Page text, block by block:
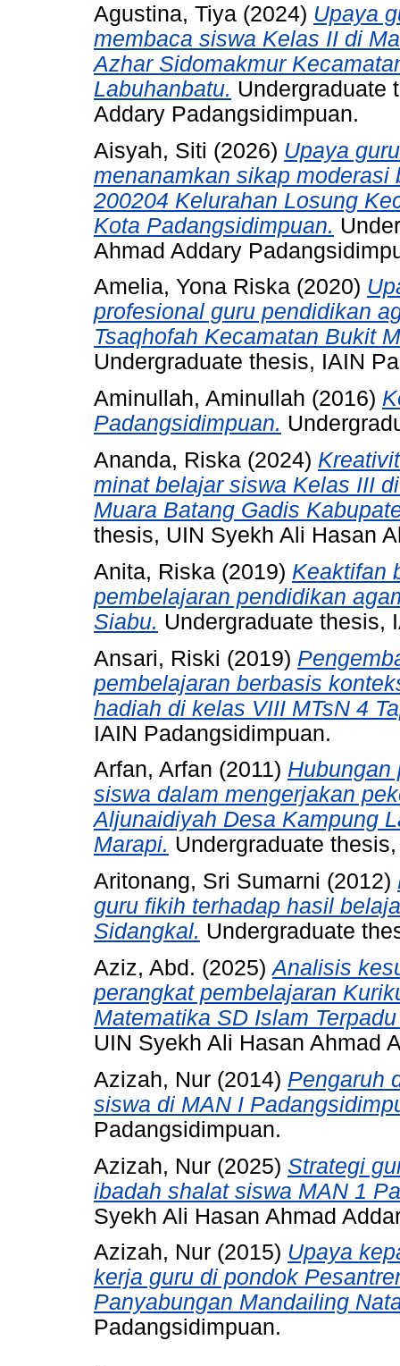
Agustina, Tiya (2024) Upaya
membaca siswa Kelas II di
Azhar Sidomakmur
Labuhanbatu. Undergraduate
Addary Padangsidimpuan.
Aisyah, Siti (2026) Upaya
menanamkan sikap
200204 Kelurahan Losung
Kota Padangsidimpuan.
Ahmad Addary
Amelia, Yona Riska (2020)
profesional guru pendidikan
Tsaqhofah Kecamatan Bukit
Undergraduate thesis, IAIN
Aminullah, Aminullah (2016)
Padangsidimpuan.
Ananda, Riska (2024)
minat belajar siswa Kelas III
Muara Batang Gadis
thesis, UIN Syekh Ali Hasan
Anita, Riska (2019) Keaktifan
pembelajaran pendidikan
Siabu. Undergraduate thesis,
Ansari, Riski (2019)
pembelajaran berbasis
hadiah di kelas VIII MTsN 4
IAIN Padangsidimpuan.
Arfan, Arfan (2011) Hubungan
siswa dalam mengerjakan
Aljunaidiyah Desa Kampung
Marapi. Undergraduate
Aritonang, Sri Sumarni (2012)
guru fikih terhadap hasil
Sidangkal. Undergraduate
Aziz, Abd. (2025)Analisis
perangkat pembelajaran
Matematika SD Islam
UIN Syekh Ali Hasan Ahmad
Azizah, Nur (2014) Pengaruh
siswa di MAN I
Padangsidimpuan.
Azizah, Nur (2025) Strategi
ibadah shalat siswa MAN 1
Syekh Ali Hasan Ahmad
Azizah, Nur (2015) Upaya
kerja guru di pondok
Panyabungan Mandailing
Padangsidimpuan.